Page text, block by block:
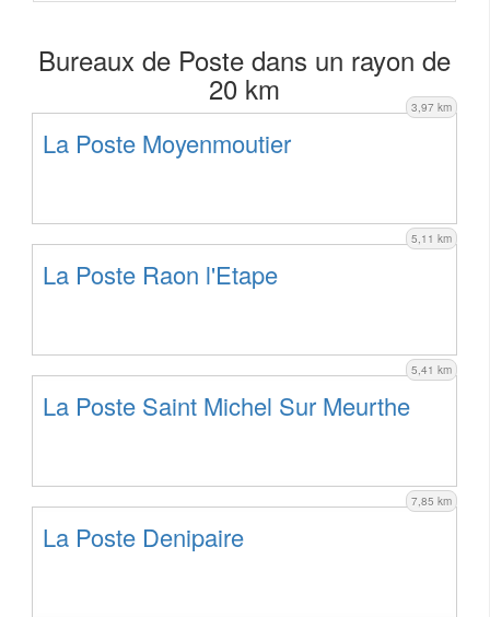
Bureaux de Poste dans un rayon de
20 km 3,97 km
La Poste Moyenmoutier
5,11 km
La Poste Raon l'Etape
5,41 km
La Poste Saint Michel Sur Meurthe
7,85 km
La Poste Denipaire